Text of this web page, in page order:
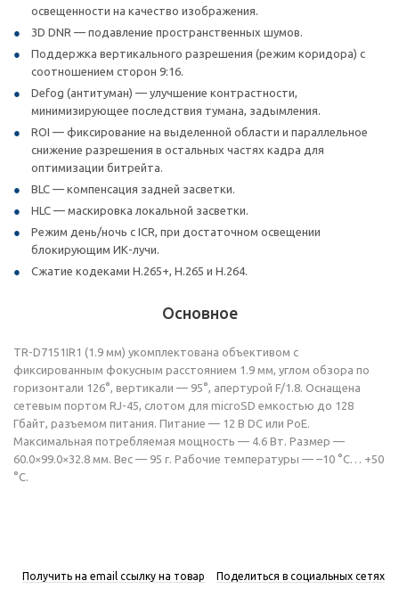
освещенности на качество изображения.
3D DNR — подавление пространственных шумов.
Поддержка вертикального разрешения (режим коридора) с
соотношением сторон 9:16.
Defog (антитуман) — улучшение контрастности,
минимизирующее последствия тумана, задымления.
ROI — фиксирование на выделенной области и параллельное
снижение разрешения в остальных частях кадра для
оптимизации битрейта.
BLC — компенсация задней засветки.
HLC — маскировка локальной засветки.
Режим день/ночь с ICR, при достаточном освещении
блокирующим ИК-лучи.
Сжатие кодеками H.265+, H.265 и H.264.
Основное
TR-D7151IR1 (1.9 мм) укомплектована объективом с
фиксированным фокусным расстоянием 1.9 мм, углом обзора по
горизонтали 126°, вертикали — 95°, апертурой F/1.8. Оснащена
сетевым портом RJ-45, слотом для microSD емкостью до 128
Гбайт, разъемом питания. Питание — 12 В DC или PoE.
Максимальная потребляемая мощность — 4.6 Вт. Размер —
60.0×99.0×32.8 мм. Вес — 95 г. Рабочие температуры — –10 °C… +50
°C.
Получить на email ссылку на товар Поделиться в социальных сетях